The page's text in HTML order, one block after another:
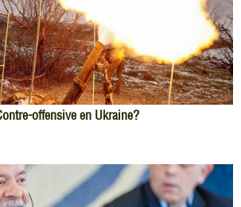
offensive en Ukraine?